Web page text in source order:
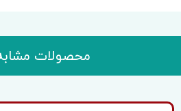
محصولات